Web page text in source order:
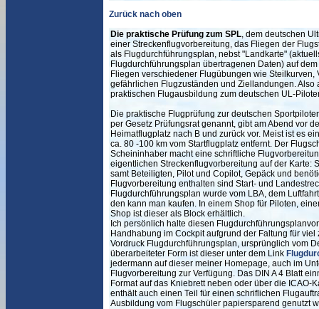
Zurück nach oben
Die praktische Prüfung zum SPL, dem deutschen
einer Streckenflugvorbereitung, das Fliegen der
als Flugdurchführungsplan, nebst "Landkarte"
Flugdurchführungsplan übertragenen Daten) auf
Fliegen verschiedener Flugübungen wie Steilkurven,
gefährlichen Flugzuständen und Ziellandungen. Also
praktischen Flugausbildung zum deutschen UL-
Die praktische Flugprüfung zur deutschen
per Gesetz Prüfungsrat genannt, gibt am Abend vor
Heimatflugplatz nach B und zurück vor. Meist ist es
ca. 80 -100 km vom Startflugplatz entfernt. Der
Scheininhaber macht eine schriftliche
eigentlichen Streckenflugvorbereitung auf der Karte:
samt Beteiligten, Pilot und Copilot, Gepäck und
Flugvorbereitung enthalten sind Start- und
Flugdurchführungsplan wurde vom LBA, dem
den kann man kaufen. In einem Shop für Piloten,
Shop ist dieser als Block erhältlich.
Ich persönlich halte diesen
Handhabung im Cockpit aufgrund der Faltung für
Vordruck Flugdurchführungsplan, ursprünglich vom
überarbeiteter Form ist dieser unter dem Link
jedermann auf dieser meiner Homepage, auch im
Flugvorbereitung zur Verfügung. Das DIN A 4 Blatt
Format auf das Kniebrett neben oder über die ICAO-
enthält auch einen Teil für einen schriflichen
Ausbildung vom Flugschüler papiersparend genutzt